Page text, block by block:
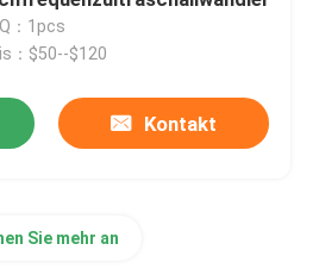
Transducer
：1pcs
：$50--$120
Kontakt
Sie mehr an